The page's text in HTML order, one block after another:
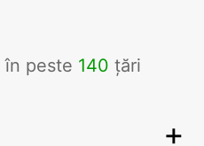
în peste 140 țări